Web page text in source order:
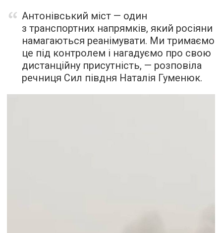
Антонівський міст — один
з транспортних напрямків, який росіяни
намагаються реанімувати. Ми тримаємо
це під контролем і нагадуємо про свою
дистанційну присутність, — розповіла
речниця Сил півдня Наталія Гуменюк.